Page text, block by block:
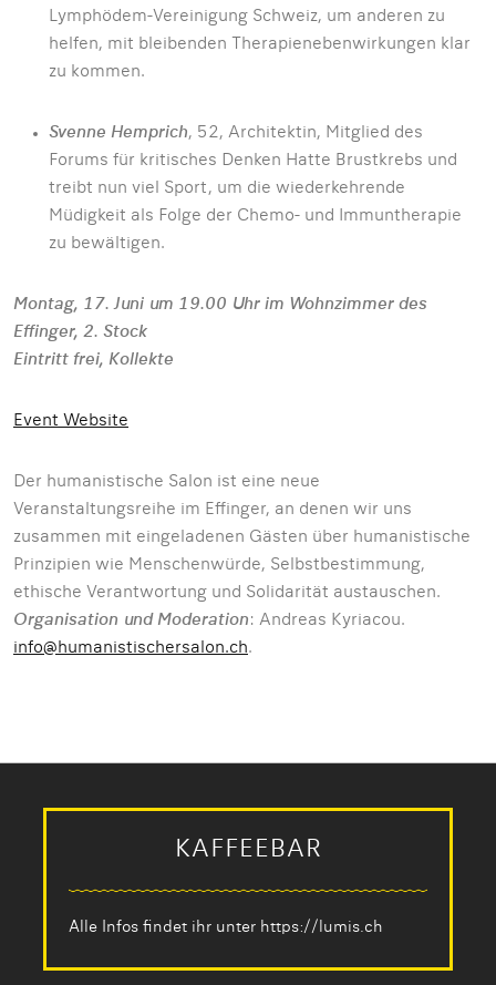
Lymphödem-Vereinigung Schweiz, um anderen zu
helfen, mit bleibenden Therapienebenwirkungen klar
zu kommen.
Svenne Hemprich, 52, Architektin, Mitglied des
Forums für kritisches Denken Hatte Brustkrebs und
treibt nun viel Sport, um die wiederkehrende
Müdigkeit als Folge der Chemo- und Immuntherapie
zu bewältigen.
Montag, 17. Juni um 19.00 Uhr im Wohnzimmer des
Effinger, 2. Stock
Eintritt frei, Kollekte
Event Website
Der humanistische Salon ist eine neue
Veranstaltungsreihe im Effinger, an denen wir uns
zusammen mit eingeladenen Gästen über humanistische
Prinzipien wie Menschenwürde, Selbstbestimmung,
ethische Verantwortung und Solidarität austauschen.
Organisation und Moderation : Andreas Kyriacou.
info@humanistischersalon.ch.
KAFFEEBAR
Alle Infos findet ihr unter https://lumis.ch